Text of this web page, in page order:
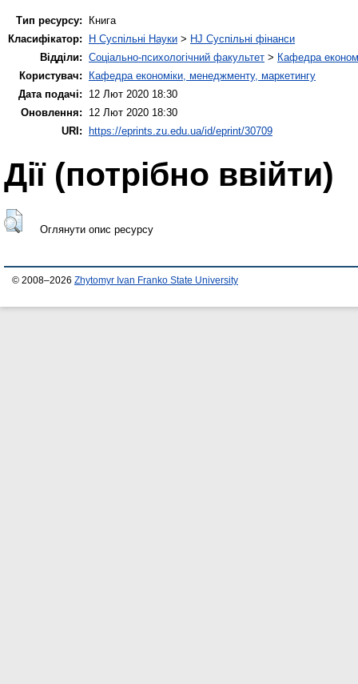
Тип ресурсу:
Книга
Класифікатор:
H Суспільні Науки > HJ Суспільні фінанси
Відділи: Соціально-психологічний факультет > Кафедра
Користувач:
Кафедра економіки, менеджменту, маркетингу
Дата подачі:
12 Лют 2020 18:30
Оновлення:
12 Лют 2020 18:30
URI: https://eprints.zu.edu.ua/id/eprint/30709
Дії ​​(потрібно ввійти)
Оглянути опис ресурсу
© 2008–2026 Zhytomyr Ivan Franko State University